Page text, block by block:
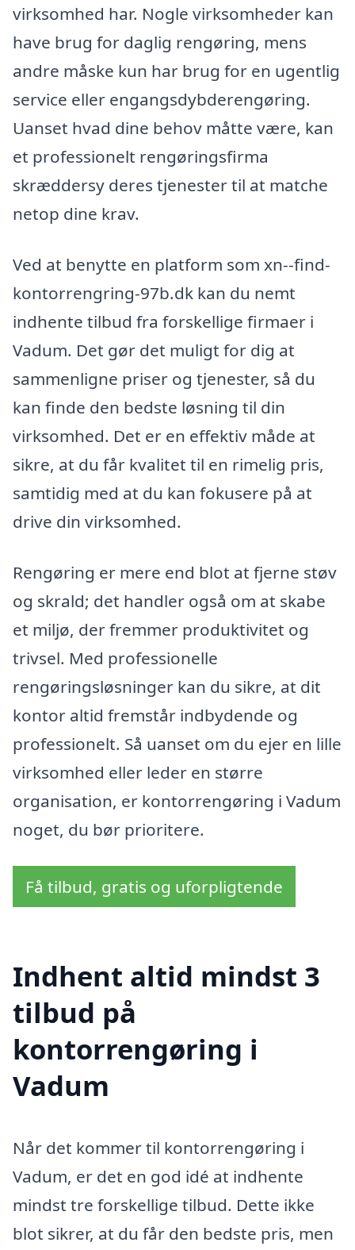
virksomhed har. Nogle virksomheder kan
have brug for daglig rengøring, mens
andre måske kun har brug for en ugentlig
service eller engangsdybderengøring.
Uanset hvad dine behov måtte være, kan
et professionelt rengøringsfirma
skræddersy deres tjenester til at matche
netop dine krav.
Ved at benytte en platform som xn--find-
kontorrengring-97b.dk kan du nemt
indhente tilbud fra forskellige firmaer i
Vadum. Det gør det muligt for dig at
sammenligne priser og tjenester, så du
kan finde den bedste løsning til din
virksomhed. Det er en effektiv måde at
sikre, at du får kvalitet til en rimelig pris,
samtidig med at du kan fokusere på at
drive din virksomhed.
Rengøring er mere end blot at fjerne støv
og skrald; det handler også om at skabe
et miljø, der fremmer produktivitet og
trivsel. Med professionelle
rengøringsløsninger kan du sikre, at dit
kontor altid fremstår indbydende og
professionelt. Så uanset om du ejer en lille
virksomhed eller leder en større
organisation, er kontorrengøring i Vadum
noget, du bør prioritere.
Få tilbud, gratis og uforpligtende
Indhent altid mindst 3
tilbud på
kontorrengøring i
Vadum
Når det kommer til kontorrengøring i
Vadum, er det en god idé at indhente
mindst tre forskellige tilbud. Dette ikke
blot sikrer, at du får den bedste pris, men